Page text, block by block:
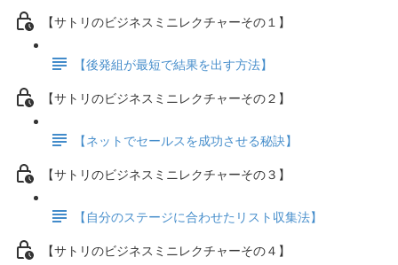
【サトリのビジネスミニレクチャーその１】
【後発組が最短で結果を出す方法】
【サトリのビジネスミニレクチャーその２】
【ネットでセールスを成功させる秘訣】
【サトリのビジネスミニレクチャーその３】
【自分のステージに合わせたリスト収集法】
【サトリのビジネスミニレクチャーその４】